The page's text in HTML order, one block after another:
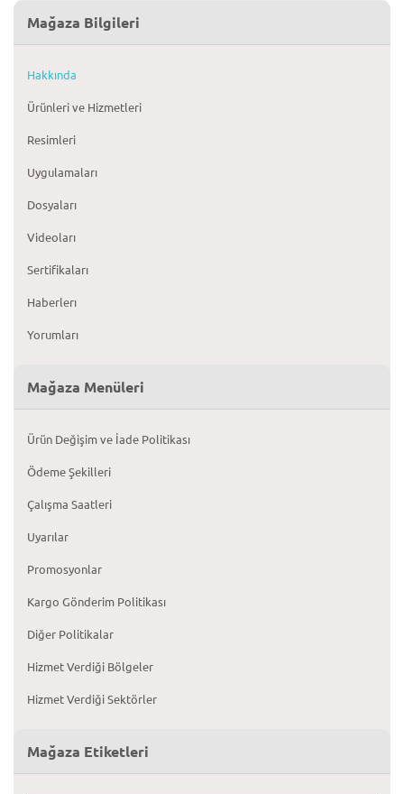
Mağaza Bilgileri
Hakkında
Ürünleri ve Hizmetleri
Resimleri
Uygulamaları
Dosyaları
Videoları
Sertifikaları
Haberlerı
Yorumları
Mağaza Menüleri
Ürün Değişim ve İade Politikası
Ödeme Şekilleri
Çalışma Saatleri
Uyarılar
Promosyonlar
Kargo Gönderim Politikası
Diğer Politikalar
Hizmet Verdiği Bölgeler
Hizmet Verdiği Sektörler
Mağaza Etiketleri